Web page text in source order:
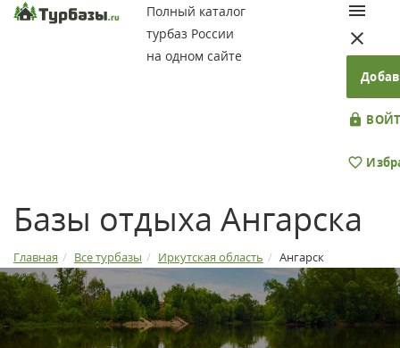
Полный каталог
турбаз России
на одном сайте
Базы отдыха Ангарска
Главная Все турбазы Иркутская область Ангарск